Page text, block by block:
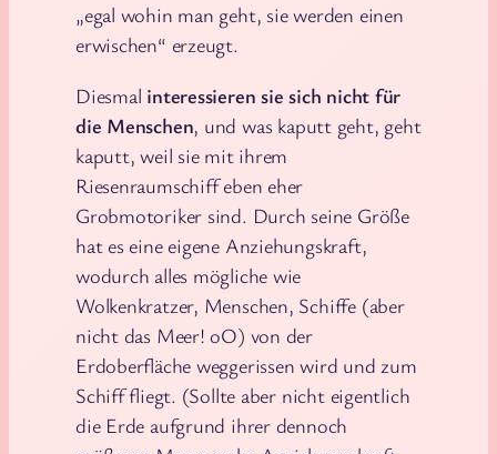
„egal wohin man geht, sie werden einen
erwischen“ erzeugt.
Diesmal interessieren sie sich nicht für
die Menschen, und was kaputt geht, geht
kaputt, weil sie mit ihrem
Riesenraumschiff eben eher
Grobmotoriker sind. Durch seine Größe
hat es eine eigene Anziehungskraft,
wodurch alles mögliche wie
Wolkenkratzer, Menschen, Schiffe (aber
nicht das Meer! oO) von der
Erdoberfläche weggerissen wird und zum
Schiff fliegt. (Sollte aber nicht eigentlich
die Erde aufgrund ihrer dennoch